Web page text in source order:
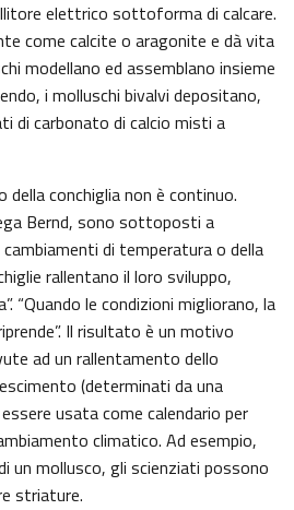
elettrico sottoforma di calcare.
come calcite o aragonite e dà vita
modellano ed assemblano insieme
i molluschi bivalvi depositano,
di carbonato di calcio misti a
della conchiglia non è continuo.
Bernd, sono sottoposti a
di temperatura o della
rallentano il loro sviluppo,
“Quando le condizioni migliorano, la
Il risultato è un motivo
ad un rallentamento dello
(determinati da una
usata come calendario per
climatico. Ad esempio,
un mollusco, gli scienziati possono
striature.